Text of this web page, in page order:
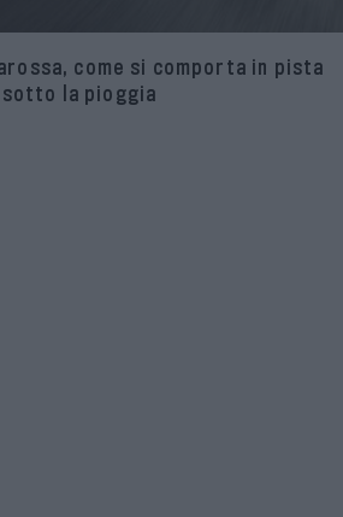
come si comporta in pista
sotto la pioggia